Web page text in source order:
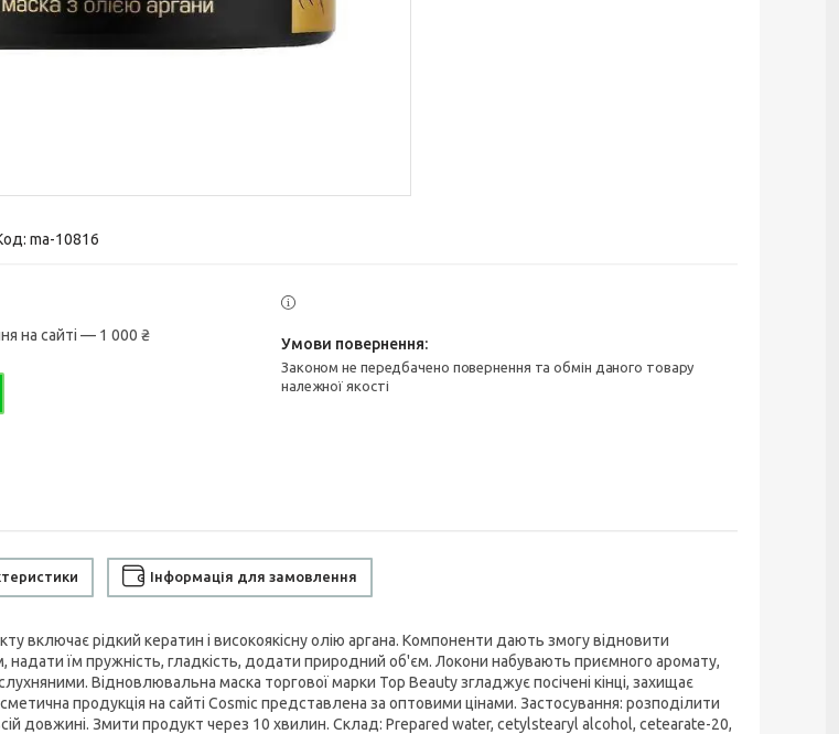
ma-10816
на сайті — 1 000 ₴
Законом не передбачено повернення та обмін даного товару
належної якості
Інформація для замовлення
включає рідкий кератин і високоякісну олію аргана. Компоненти дають змогу відновити
надати їм пружність, гладкість, додати природний об'єм. Локони набувають приємного аромату,
Відновлювальна маска торгової марки Top Beauty згладжує посічені кінці, захищає
продукція на сайті Cosmic представлена за оптовими цінами. Застосування: розподілити
довжині. Змити продукт через 10 хвилин. Склад: Prepared water, cetylstearyl alcohol, cetearate-20,